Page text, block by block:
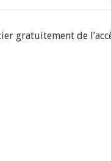
gratuitement de